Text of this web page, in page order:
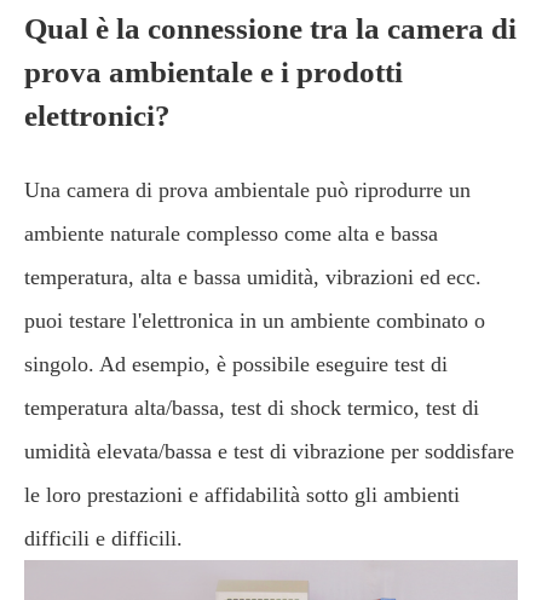
Qual è la connessione tra la camera di
prova ambientale e i prodotti
elettronici?
Una camera di prova ambientale può riprodurre un
ambiente naturale complesso come alta e bassa
temperatura, alta e bassa umidità, vibrazioni ed ecc.
puoi testare l'elettronica in un ambiente combinato o
singolo. Ad esempio, è possibile eseguire test di
temperatura alta/bassa, test di shock termico, test di
umidità elevata/bassa e test di vibrazione per soddisfare
le loro prestazioni e affidabilità sotto gli ambienti
difficili e difficili.